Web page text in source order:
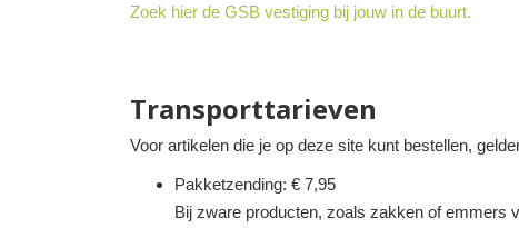
Zoek hier de GSB vestiging bij jouw in de buurt.
Transporttarieven
Voor artikelen die je op deze site kunt bestellen,
Pakketzending: € 7,95
Bij zware producten, zoals zakken of emmers